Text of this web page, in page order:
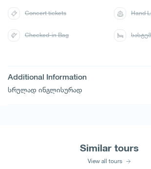
Additional Information
სრულად ინგლისურად
Concert tickets Hand
Checked-in Bag
Similar tours
View all tours